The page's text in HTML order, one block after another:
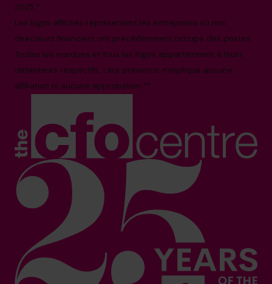
2025.*
Les logos affichés représentent les entreprises où nos
directeurs financiers ont précédemment occupé des postes.
Toutes les marques et tous les logos appartiennent à leurs
détenteurs respectifs. Leur présence n'implique aucune
affiliation ni aucune approbation.**